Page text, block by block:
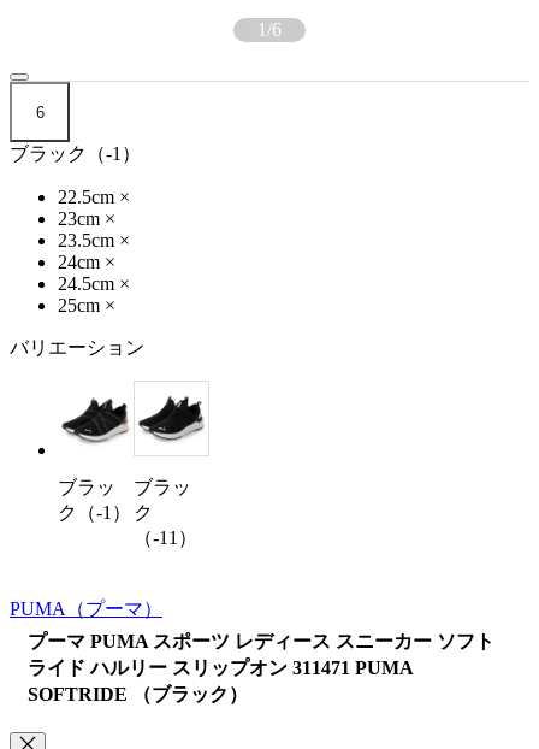
1/6
6
ブラック（-1）
22.5cm ×
23cm ×
23.5cm ×
24cm ×
24.5cm ×
25cm ×
バリエーション
ブラッ
ク（-1）
ブラッ
ク
（-11）
PUMA
（プーマ）
プーマ PUMA スポーツ レディース スニーカー ソフト
ライド ハルリー スリップオン 311471 PUMA
SOFTRIDE （ブラック）